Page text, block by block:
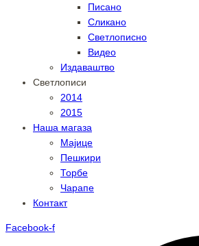
Писано
Сликано
Светлописно
Видео
Издаваштво
Светлописи
2014
2015
Наша магаза
Мајице
Пешкири
Торбе
Чарапе
Контакт
Facebook-f